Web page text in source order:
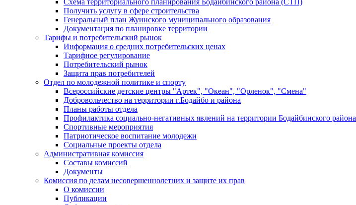
Схема территориального планирования Бодайбинского района (СТП)
Получить услугу в сфере строительства
Генеральный план Жуинского муниципального образования
Документация по планировке территории
Тарифы и потребительский рынок
Информация о средних потребительских ценах
Тарифное регулирование
Потребительский рынок
Защита прав потребителей
Отдел по молодежной политике и спорту
Всероссийские детские центры "Артек", "Океан", "Орленок", "Смена"
Добровольчество на территории г.Бодайбо и района
Планы работы отдела
Профилактика социально-негативных явлений на территории Бодайбинского района
Спортивные мероприятия
Патриотическое воспитание молодежи
Социальные проекты отдела
Административная комиссия
Составы комиссий
Документы
Комиссия по делам несовершеннолетних и защите их прав
О комиссии
Публикации